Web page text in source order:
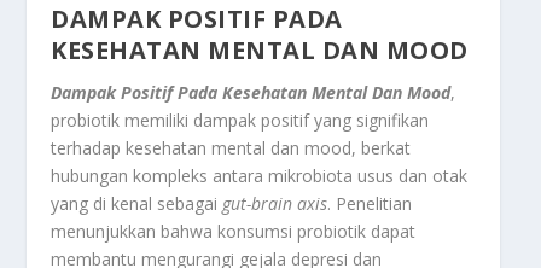
DAMPAK POSITIF PADA
KESEHATAN MENTAL DAN MOOD
Dampak Positif Pada Kesehatan Mental Dan Mood,
probiotik memiliki dampak positif yang signifikan
terhadap kesehatan mental dan mood, berkat
hubungan kompleks antara mikrobiota usus dan otak
yang di kenal sebagai gut-brain axis. Penelitian
menunjukkan bahwa konsumsi probiotik dapat
membantu mengurangi gejala depresi dan